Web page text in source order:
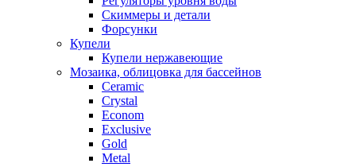
Скиммеры и детали
Форсунки
Купели
Купели нержавеющие
Мозаика, облицовка для бассейнов
Ceramic
Crystal
Econom
Exclusive
Gold
Metal